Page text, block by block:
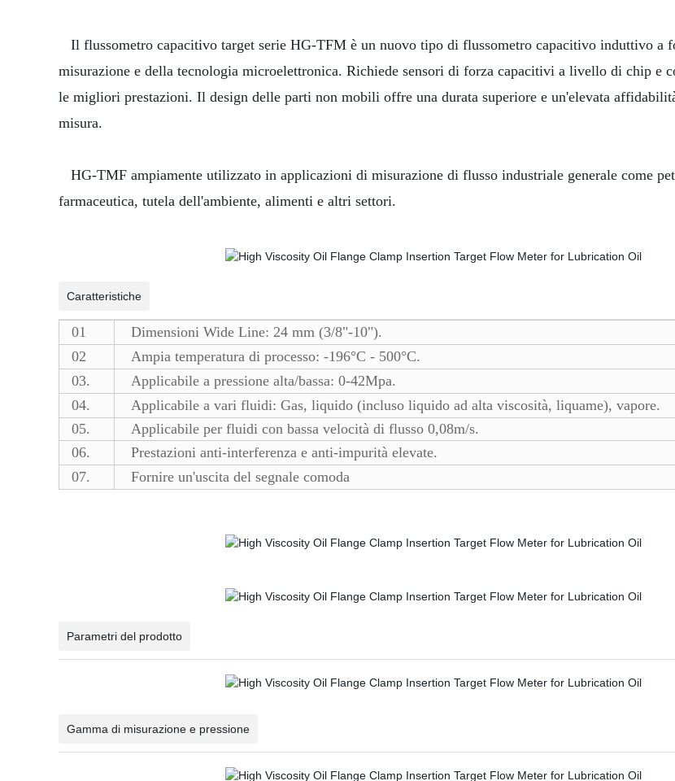
Il flussometro capacitivo target serie HG-TFM è un nuovo tipo di flussometro capacitivo induttivo a
misurazione e della tecnologia microelettronica. Richiede sensori di forza capacitivi a livello di chip e
le migliori prestazioni. Il design delle parti non mobili offre una durata superiore e un'elevata
misura.
HG-TMF ampiamente utilizzato in applicazioni di misurazione di flusso industriale generale come
farmaceutica, tutela dell'ambiente, alimenti e altri settori.
Caratteristiche
01
Dimensioni Wide Line: 24 mm (3/8"-10").
02
Ampia temperatura di processo: -196°C - 500°C.
03.
Applicabile a pressione alta/bassa: 0-42Mpa.
04.
Applicabile a vari fluidi: Gas, liquido (incluso liquido ad alta viscosità, liquame), vapore.
05.
Applicabile per fluidi con bassa velocità di flusso 0,08m/s.
06.
Prestazioni anti-interferenza e anti-impurità elevate.
07.
Fornire un'uscita del segnale comoda
Parametri del prodotto
Gamma di misurazione e pressione